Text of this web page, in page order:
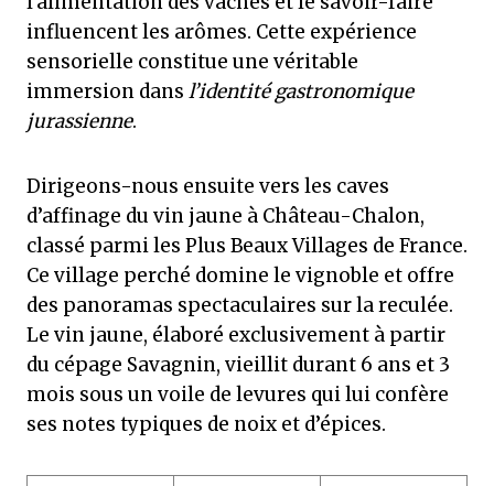
influencent les arômes. Cette expérience
sensorielle constitue une véritable
immersion dans l’identité gastronomique
jurassienne.
Dirigeons-nous ensuite vers les caves
d’affinage du vin jaune à Château-Chalon,
classé parmi les Plus Beaux Villages de France.
Ce village perché domine le vignoble et offre
des panoramas spectaculaires sur la reculée.
Le vin jaune, élaboré exclusivement à partir
du cépage Savagnin, vieillit durant 6 ans et 3
mois sous un voile de levures qui lui confère
ses notes typiques de noix et d’épices.